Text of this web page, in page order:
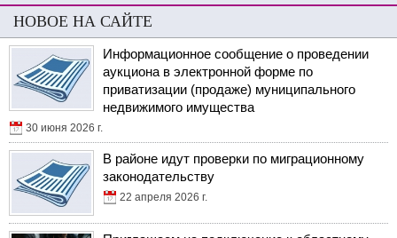
НОВОЕ НА САЙТЕ
Информационное сообщение о проведении
аукциона в электронной форме по
приватизации (продаже) муниципального
недвижимого имущества
30 июня 2026 г.
В районе идут проверки по миграционному
законодательству
22 апреля 2026 г.